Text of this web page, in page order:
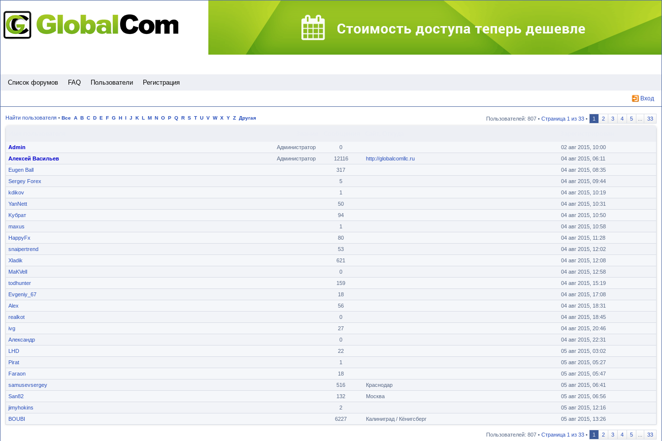
Список форумов FAQ Пользователи Регистрация
Вход
Найти пользователя • Все A B C D E F G H I J K L M N O P Q R S T U V W X Y Z Другая Пользователей: 807 • Страница 1 из 33 • 1 2 3 4 5 33
Администратор
Admin 0
02 авг 2015, 10:00
Администратор
Алексей Васильев 12116 http://globalcomllc.ru
04 авг 2015, 06:11
Eugen Ball
317
04 авг 2015, 08:35
Sergey Forex
5
04 авг 2015, 09:44
kdikov
1
04 авг 2015, 10:19
YanNett
50
04 авг 2015, 10:31
Kубрат
94
04 авг 2015, 10:50
maxus
1
04 авг 2015, 10:58
HappyFx
80
04 авг 2015, 11:28
snaipertrend
53
04 авг 2015, 12:02
Xladik
621
04 авг 2015, 12:08
MaKVell
0
04 авг 2015, 12:58
todhunter
159
04 авг 2015, 15:19
Evgeniy_67
18
04 авг 2015, 17:08
Alex
56
04 авг 2015, 18:31
realkot
0
04 авг 2015, 18:45
ivg
27
04 авг 2015, 20:46
Александр
0
04 авг 2015, 22:31
LHD
22
05 авг 2015, 03:02
Pirat
1
05 авг 2015, 05:27
Faraon
18
05 авг 2015, 05:47
samusevsergey
516 Краснодар
05 авг 2015, 06:41
San82
132 Москва
05 авг 2015, 06:56
jimyhokins
2
05 авг 2015, 12:16
BOUBI
6227 Калиниград / Кёнигсберг 05 авг 2015, 13:26
Пользователей: 807 • Страница 1 из 33 • 1 2 3 4 5 33